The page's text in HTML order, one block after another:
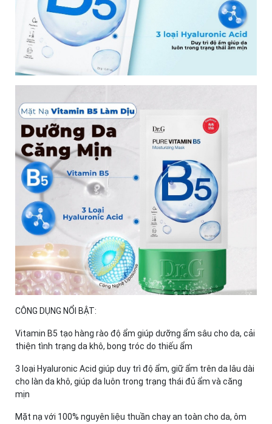
CÔNG DỤNG NỔI BẬT:
Vitamin B5 tạo hàng rào độ ẩm giúp dưỡng ẩm sâu cho da, cải
thiện tình trạng da khô, bong tróc do thiếu ẩm
3 loại Hyaluronic Acid giúp duy trì độ ẩm, giữ ẩm trên da lâu dài
cho làn da khô, giúp da luôn trong trạng thái đủ ẩm và căng
mịn
Mặt nạ với 100% nguyên liệu thuần chay an toàn cho da, ôm